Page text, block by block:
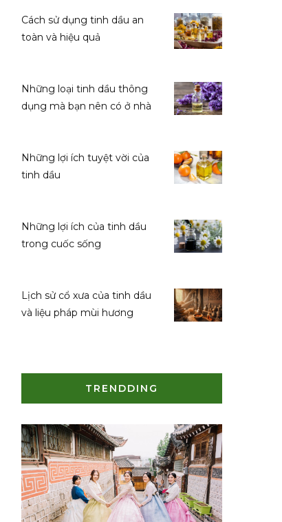
Cách sử dụng tinh dầu an
toàn và hiệu quả
Những loại tinh dầu thông
dụng mà bạn nên có ở nhà
Những lợi ích tuyệt vời của
tinh dầu
Những lợi ích của tinh dầu
trong cuốc sống
Lịch sử cổ xưa của tinh dầu
và liệu pháp mùi hương
TRENDDING